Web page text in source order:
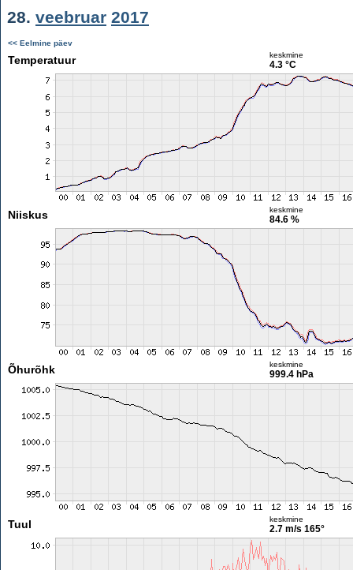
28. veebruar 2017
<< Eelmine päev
Temperatuur keskmine
4.3 °C
Niiskus keskmine
84.6 %
Õhurõhk keskmine
999.4 hPa
Tuul keskmine
2.7 m/s 165°